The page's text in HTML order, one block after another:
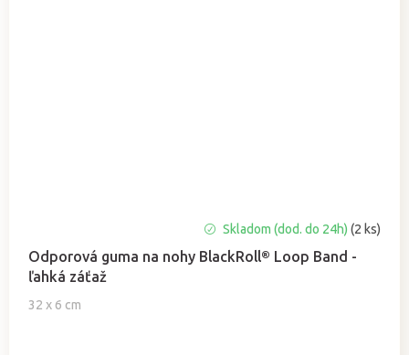
Odporová guma na nohy BlackRoll® Loop Band -
ľahká záťaž
32 x 6 cm
hodnotenie
produktu
je
5,0
Skladom (dod. do 24h)(2 ks)